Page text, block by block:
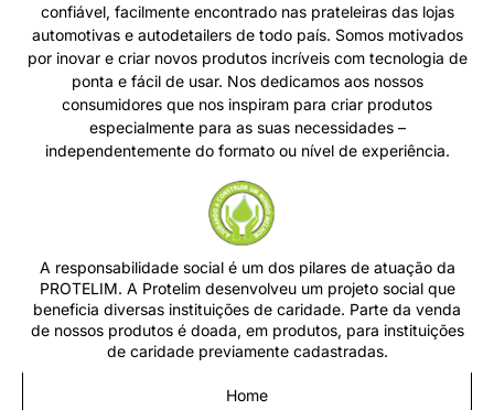
AUTO LEDS
(48)3247-0471
Bairro:PRAIA COMPRIDA
Cidade:SAO JOSE
Santa Catarina
BARREIROS / FLORIANOPOLIS /
PALHOÇA / SANTANA / SÃO PEDRO DE ALCANTARA /
AMARO DA FIGUEIRA / QUECABA / RANCHO QUEIMADO /
ANGELINA / GARCIA / TIJUQUINHAS / SAUDADES / MAJ.
GERCINO // BIGUAÇU / FLORIANÓPOLIS / SÃO JOSÉ /
PALHOÇA /GOVERNADOR CELSO RAMOS /ANTÔNIO
CARLOS /ITAJAÍ /BRUSQUE /CAMBORIÚ /BALNEÁRIO
/TIJUCAS /CANELINHA /SÃO JOÃO BATISTA /NOVA